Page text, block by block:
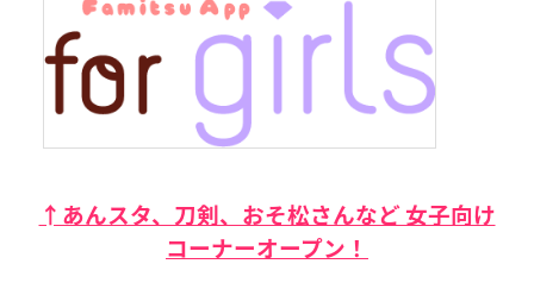
↑あんスタ、刀剣、おそ松さんなど 女子向け
コーナーオープン！